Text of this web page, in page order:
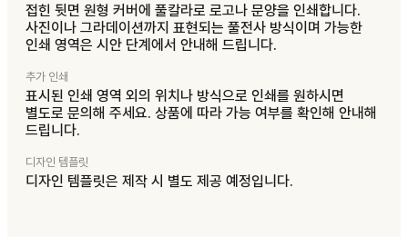
접힌 뒷면 원형 커버에 풀칼라로 로고나 문양을 인쇄합니다.
사진이나 그라데이션까지 표현되는 풀전사 방식이며 가능한
인쇄 영역은 시안 단계에서 안내해 드립니다.
추가 인쇄
표시된 인쇄 영역 외의 위치나 방식으로 인쇄를 원하시면
별도로 문의해 주세요. 상품에 따라 가능 여부를 확인해 안내해
드립니다.
디자인 템플릿
디자인 템플릿은 제작 시 별도 제공 예정입니다.